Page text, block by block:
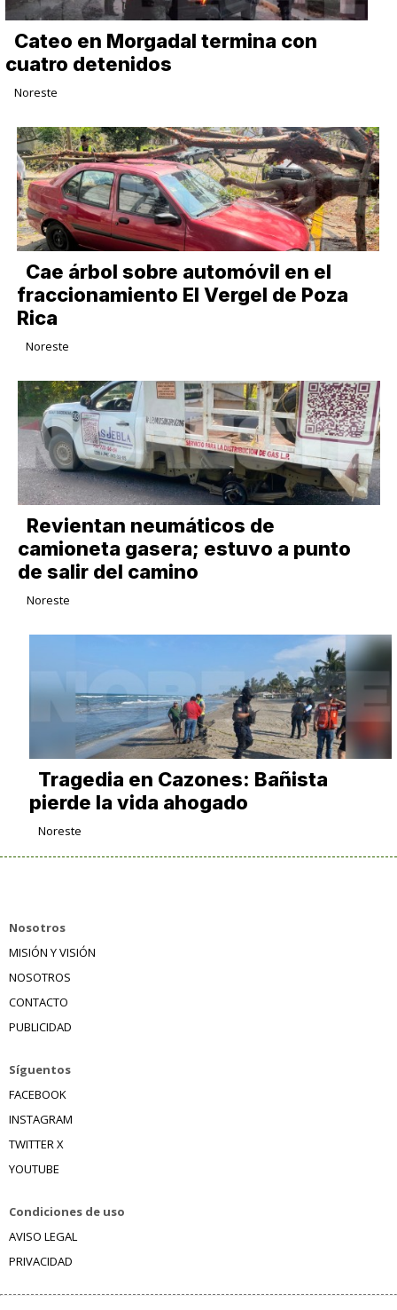
Cateo en Morgadal termina con
cuatro detenidos
Noreste
Cae árbol sobre automóvil en el
fraccionamiento El Vergel de Poza
Rica
Noreste
Revientan neumáticos de
camioneta gasera; estuvo a punto
de salir del camino
Noreste
Tragedia en Cazones: Bañista
pierde la vida ahogado
Noreste
Nosotros
MISIÓN Y VISIÓN
NOSOTROS
CONTACTO
PUBLICIDAD
Síguentos
FACEBOOK
INSTAGRAM
TWITTER X
YOUTUBE
Condiciones de uso
AVISO LEGAL
PRIVACIDAD